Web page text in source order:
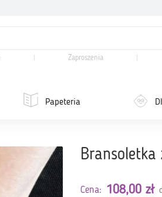
Zaproszenia
Papeteria
Cena: 108,00 zł